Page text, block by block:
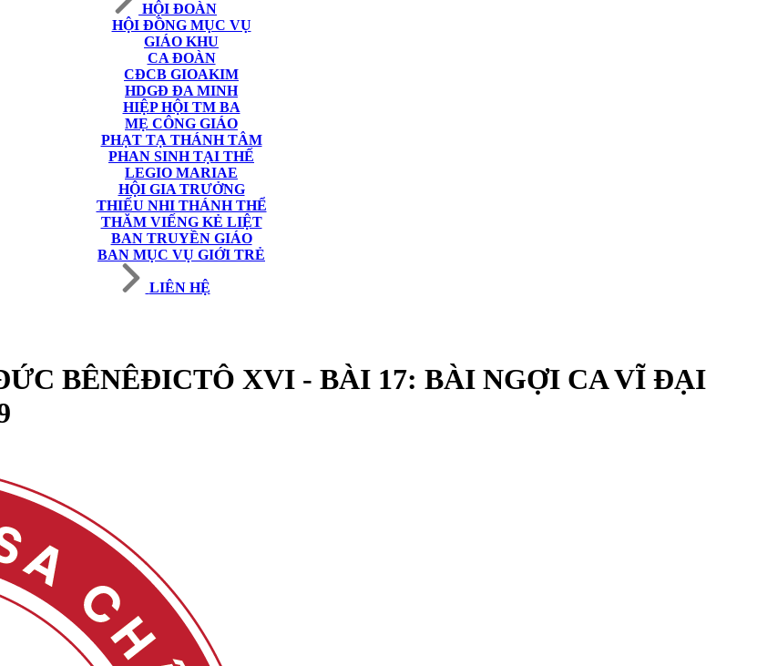
HỘI ĐOÀN
HỘI ĐỒNG MỤC VỤ
GIÁO KHU
CA ĐOÀN
CĐCB GIOAKIM
HDGĐ ĐA MINH
HIỆP HỘI TM BA
MẸ CÔNG GIÁO
PHẠT TẠ THÁNH TÂM
PHAN SINH TẠI THẾ
LEGIO MARIAE
HỘI GIA TRƯỞNG
THIẾU NHI THÁNH THỂ
THĂM VIẾNG KẺ LIỆT
BAN TRUYỀN GIÁO
BAN MỤC VỤ GIỚI TRẺ
LIÊN HỆ
BÊNÊĐICTÔ XVI - BÀI 17: BÀI NGỢI CA VĨ ĐẠI